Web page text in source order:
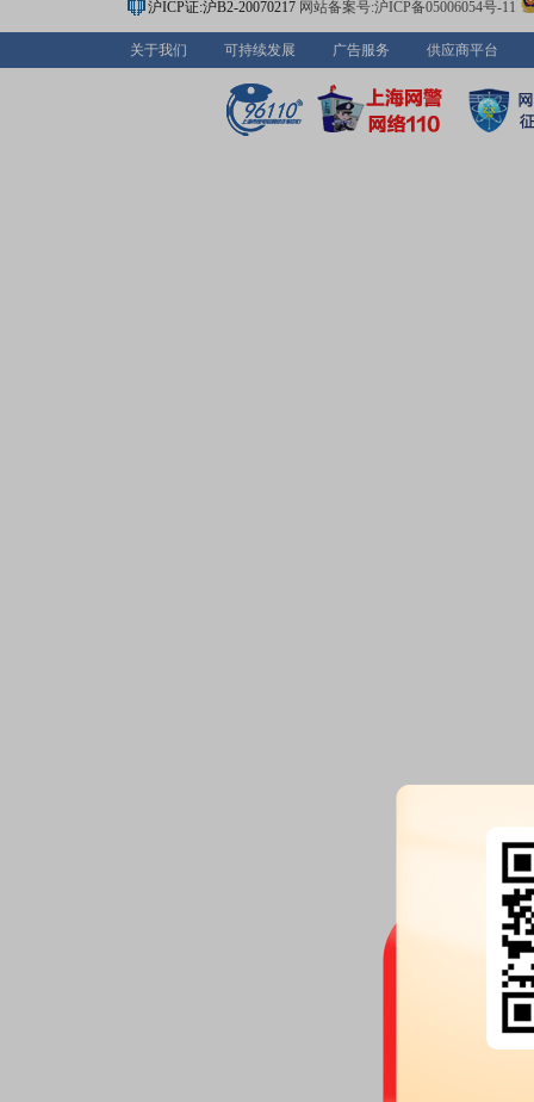
沪ICP证:沪B2-20070217 网站备案号:沪ICP备05006054号-11
关于我们 可持续发展 广告服务 供应商平台